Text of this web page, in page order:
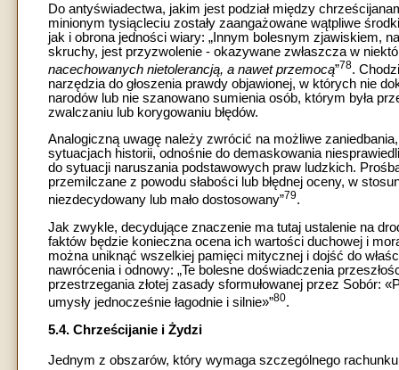
Do antyświadectwa, jakim jest podział między
minionym tysiącleciu zostały zaangażowane wątpliwe
jak i obrona jedności wiary: „Innym bolesnym zjawiskiem,
skruchy, jest przyzwolenie - okazywane zwłaszcza w
nacechowanych nietolerancją, a nawet przemocą”78.
narzędzia do głoszenia prawdy objawionej, w których nie
narodów lub nie szanowano sumienia osób, którym była
zwalczaniu lub korygowaniu błędów.
Analogiczną uwagę należy zwrócić na możliwe
sytuacjach historii, odnośnie do demaskowania
do sytuacji naruszania podstawowych praw ludzkich.
przemilczane z powodu słabości lub błędnej oceny, w
niezdecydowany lub mało dostosowany”79.
Jak zwykle, decydujące znaczenie ma tutaj ustalenie na
faktów będzie konieczna ocena ich wartości duchowej i
można uniknąć wszelkiej pamięci mitycznej i dojść do
nawrócenia i odnowy: „Te bolesne doświadczenia
przestrzegania złotej zasady sformułowanej przez Sobór:
umysły jednocześnie łagodnie i silnie»”80.
5.4. Chrześcijanie i Żydzi
Jednym z obszarów, który wymaga szczególnego